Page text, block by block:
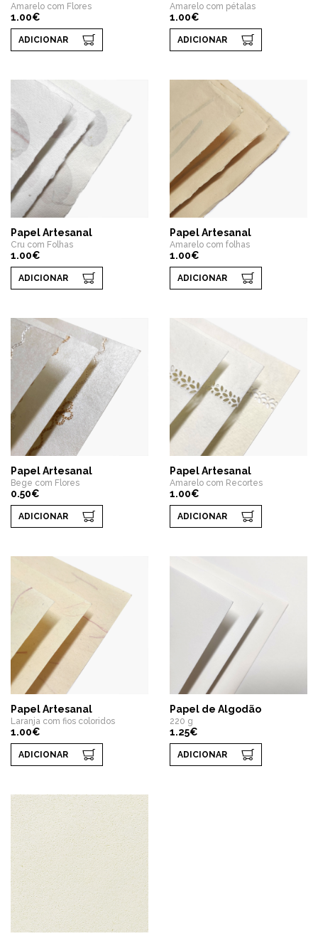
Amarelo com Flores
1.00€
ADICIONAR
Amarelo com pétalas
1.00€
ADICIONAR
Papel Artesanal
Cru com Folhas
1.00€
ADICIONAR
Papel Artesanal
Amarelo com folhas
1.00€
ADICIONAR
Papel Artesanal
Bege com Flores
0.50€
ADICIONAR
Papel Artesanal
Amarelo com Recortes
1.00€
ADICIONAR
Papel Artesanal
Laranja com fios coloridos
1.00€
ADICIONAR
Papel de Algodão
220 g
1.25€
ADICIONAR